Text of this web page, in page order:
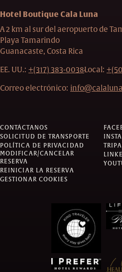
Hotel Boutique Cala Luna
A 2 km al sur del aeropuerto de
Playa Tamarindo
Guanacaste, Costa Rica
EE. UU.: +(317) 383-0038Local:
Correo electrónico:
CONTÁCTANOS
SOLICITUD DE TRANSPORTE
POLÍTICA DE PRIVACIDAD
MODIFICAR/CANCELAR
RESERVA
REINICIAR LA RESERVA
GESTIONAR COOKIES